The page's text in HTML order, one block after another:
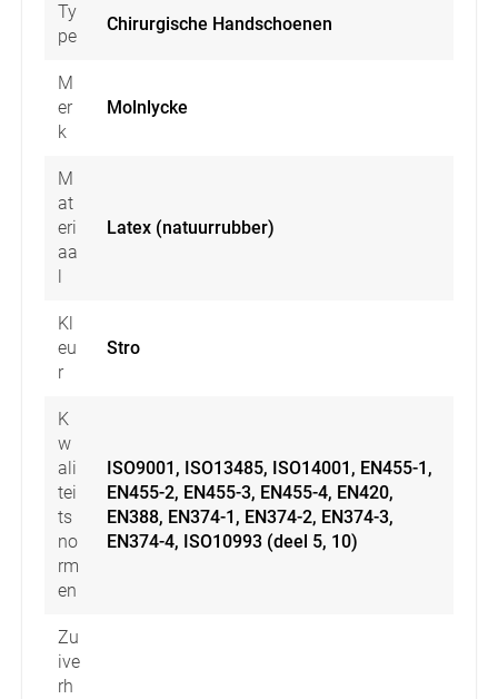
Ty
pe
Chirurgische Handschoenen
M
er
k
Molnlycke
M
at
eri
aa
l
Latex (natuurrubber)
Kl
eu
r
Stro
K
w
ali
tei
ts
no
rm
en
ISO9001, ISO13485, ISO14001, EN455-1,
EN455-2, EN455-3, EN455-4, EN420,
EN388, EN374-1, EN374-2, EN374-3,
EN374-4, ISO10993 (deel 5, 10)
Zu
ive
rh